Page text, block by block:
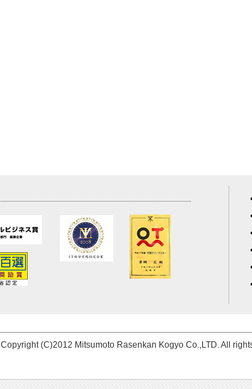
Copyright (C)2012 Mitsumoto Rasenkan Kogyo Co.,LTD. All